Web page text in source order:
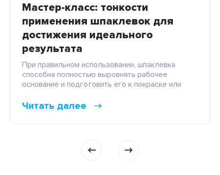
Мастер-класс: тонкости
применения шпаклевок для
достижения идеального
результата
При правильном использовании, шпаклевка
способна полностью выровнять рабочее
основание и подготовить его к покраске или
позволяют добиться идеальной гладкости
ошпаклеванной поверхности, и высокого уровня
сегодня пользуются профессионалы?
Читать далее